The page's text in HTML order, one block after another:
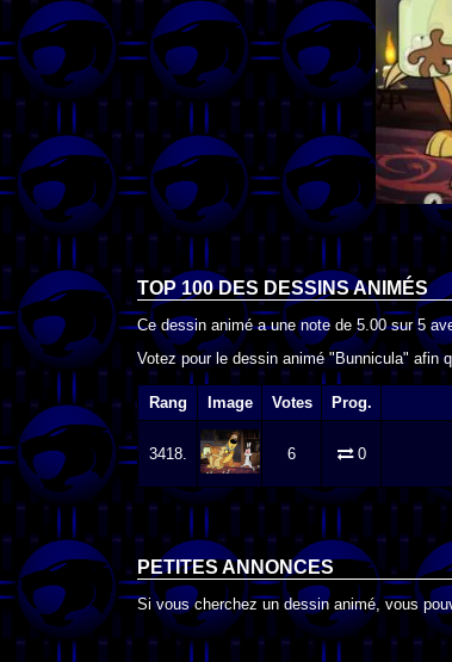
TOP 100 DES DESSINS ANIMÉS
Ce dessin animé a une note de 5.00sur5
Votez pour le dessin animé "Bunnicula" afin
Rang Image Votes Prog.
3418. 6 0
PETITES ANNONCES
Si vous cherchez un dessin animé, vous